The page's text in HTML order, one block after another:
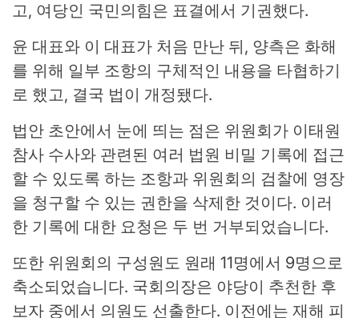
고, 여당인 국민의힘은 표결에서 기권했다.
윤 대표와 이 대표가 처음 만난 뒤, 양측은 화해
를 위해 일부 조항의 구체적인 내용을 타협하기
로 했고, 결국 법이 개정됐다.
법안 초안에서 눈에 띄는 점은 위원회가 이태원
참사 수사와 관련된 여러 법원 비밀 기록에 접근
할 수 있도록 하는 조항과 위원회의 검찰에 영장
을 청구할 수 있는 권한을 삭제한 것이다. 이러
한 기록에 대한 요청은 두 번 거부되었습니다.
또한 위원회의 구성원도 원래 11명에서 9명으로
축소되었습니다. 국회의장은 야당이 추천한 후
보자 중에서 의원도 선출한다. 이전에는 재해 피